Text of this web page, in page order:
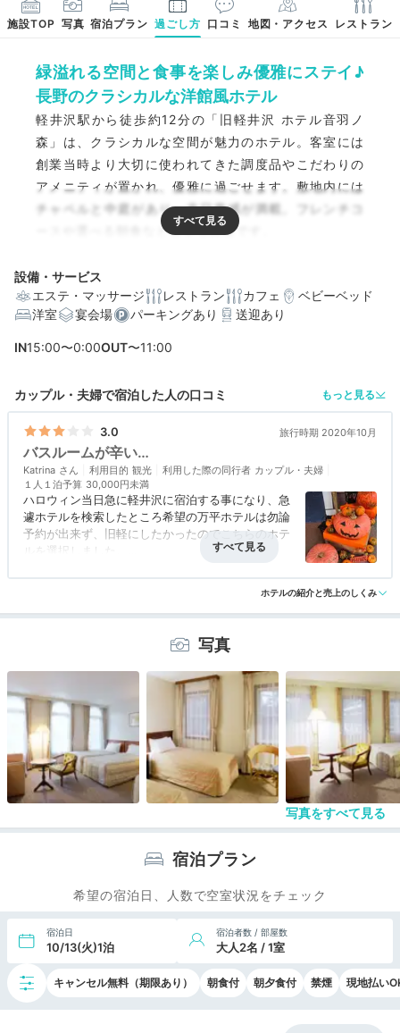
施設TOP 写真 宿泊プラン 過ごし方 口コミ 地図・アクセス レストラン
緑溢れる空間と食事を楽しみ優雅にステイ♪
長野のクラシカルな洋館風ホテル
軽井沢駅から徒歩約12分の「旧軽井沢 ホテル音羽ノ
森」は、クラシカルな空間が魅力のホテル。客室には
創業当時より大切に使われてきた調度品やこだわりの
アメニティが置かれ、優雅に過ごせます。敷地内には
チャペルと中庭があり、非日常感が満載。フレンチコ
ースや選べる朝食など食事も自慢です。
編集部おすすめの３つのポイント
「旧軽井沢銀座」は徒歩圏内！滞在中は周辺散策も楽し
フレンチディナーや名物フレンチトースト朝食など食事
も優雅に♪
設備・サービス
エステ・マッサージ
レストラン カフェ
ベビーベッド
洋室
宴会場 パーキングあり 送迎あり
IN15:00〜0:00OUT〜11:00
カップル・夫婦で宿泊した人の口コミ もっと見る
3.0 旅行時期 2020年10月
バスルームが辛い…
Katrina 利用目的 観光 利用した際の同行者 カップル・夫婦
１人１泊予算 30,000円未満
ハロウィン当日急に軽井沢に宿泊する事になり、急
遽ホテルを検索したところ希望の万平ホテルは勿論
予約が出来ず、旧軽にしたかったのでこちらのホテ
ルを選択しました。
ディナーはフレンチのコースを頂きましたが、独創
的でインパクトがあり食材もさすがに新鮮で満足度
ですが肝心のお部屋はイマイチ…残っていた数室の
お部屋の中でも広めなお部屋を選びましたが35㎡
と狭く、特にバスルームはビジネスホテルのレベル
に感じました。
自分にとって水回りの快適さは重要なので、かなり
辛かったですね。
一階だった為テラスが付いていて、そこから軽井沢
の新鮮な空気を楽しめる事は良かったです。
アクセス 4.0 コスパ 3.0 客室 3.0 接客対応 3.5 風呂 1.0
ホテルの紹介と売上のしくみ
写真
写真をすべて見る
宿泊プラン
希望の宿泊日、人数で空室状況をチェック
宿泊日
10/13(火)1泊
宿泊者数 / 部屋数
大人2名 / 1室
キャンセル無料（期限あり） 朝食付 朝夕食付 禁煙 現地払い